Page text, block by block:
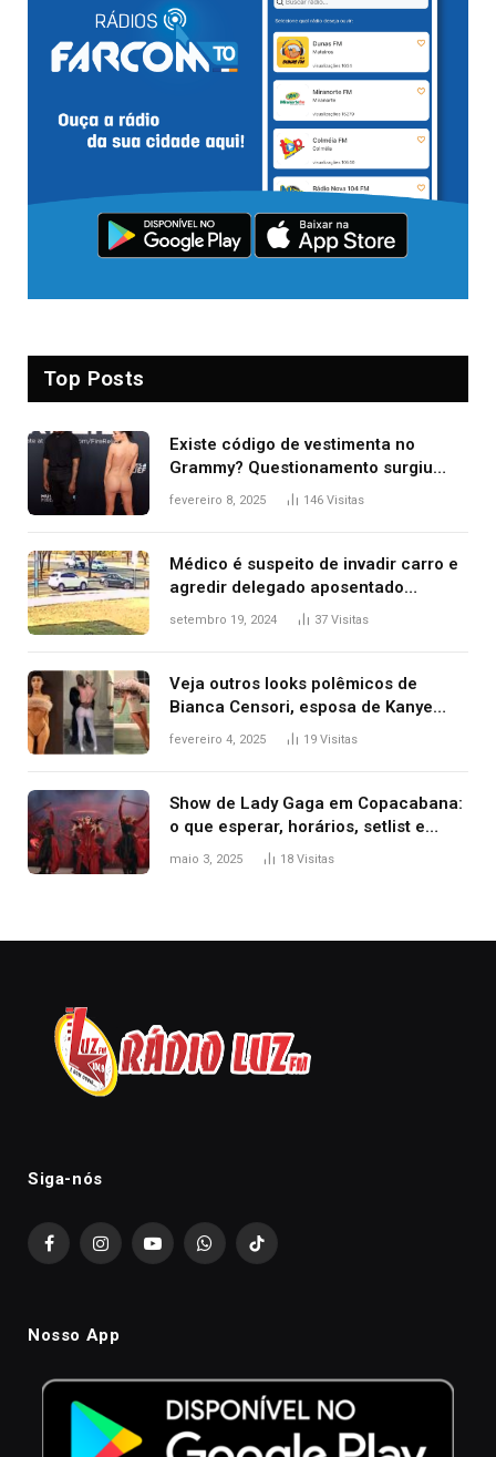
Top Posts
Existe código de vestimenta no
Grammy? Questionamento surgiu
após Bianca Censori, mulher de
fevereiro 8, 2025 146 Visitas
Médico é suspeito de invadir carro e
agredir delegado aposentado
durante confusão no trânsito
setembro 19, 2024 37 Visitas
Veja outros looks polêmicos de
Bianca Censori, esposa de Kanye
West que apareceu nua no Grammy
fevereiro 4, 2025 19 Visitas
Show de Lady Gaga em Copacabana:
o que esperar, horários, setlist e
onde assistir
maio 3, 2025 18 Visitas
Siga-nós
FacebookInstagramYouTubeWhatsAppTikTok
Nosso App